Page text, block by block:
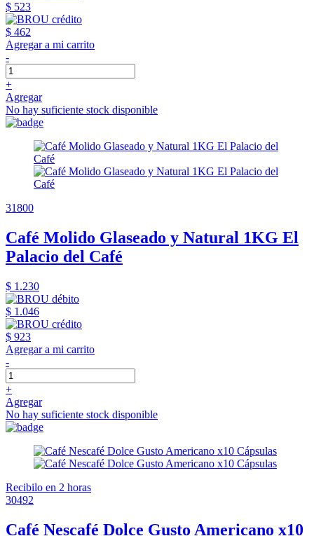
$ 523
$ 462
Agregar a mi carrito
-
+
Agregar
No hay suficiente stock disponible
31800
Café Molido Glaseado y Natural 1KG El
Palacio del Café
$ 1.230
$ 1.046
$ 923
Agregar a mi carrito
-
+
Agregar
No hay suficiente stock disponible
Recibilo en 2 horas
30492
Café Nescafé Dolce Gusto Americano x10